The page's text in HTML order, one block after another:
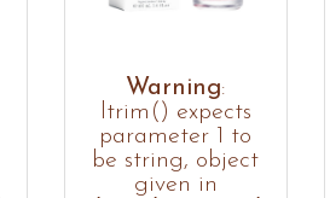
Warning:
ltrim() expects
parameter 1 to
be string, object
given in